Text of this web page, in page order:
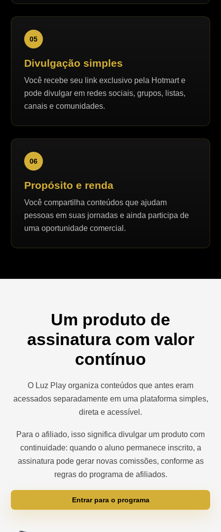
05
Divulgação simples
Você recebe seu link exclusivo pela Hotmart e
pode divulgar em redes sociais, grupos, listas,
canais e comunidades.
06
Propósito e renda
Você compartilha conteúdos que ajudam
pessoas em suas jornadas e ainda participa de
uma oportunidade comercial.
Um produto de
assinatura com valor
contínuo
O Luz Play organiza conteúdos que antes eram
acessados separadamente em uma plataforma simples,
direta e acessível.
Para o afiliado, isso significa divulgar um produto com
continuidade: quando o aluno permanece inscrito, a
assinatura pode gerar novas comissões, conforme as
regras do programa de afiliados.
Entrar para o programa